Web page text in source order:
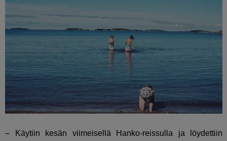
– Käytiin kesän viimeisellä Hanko-reissulla ja löydettiin